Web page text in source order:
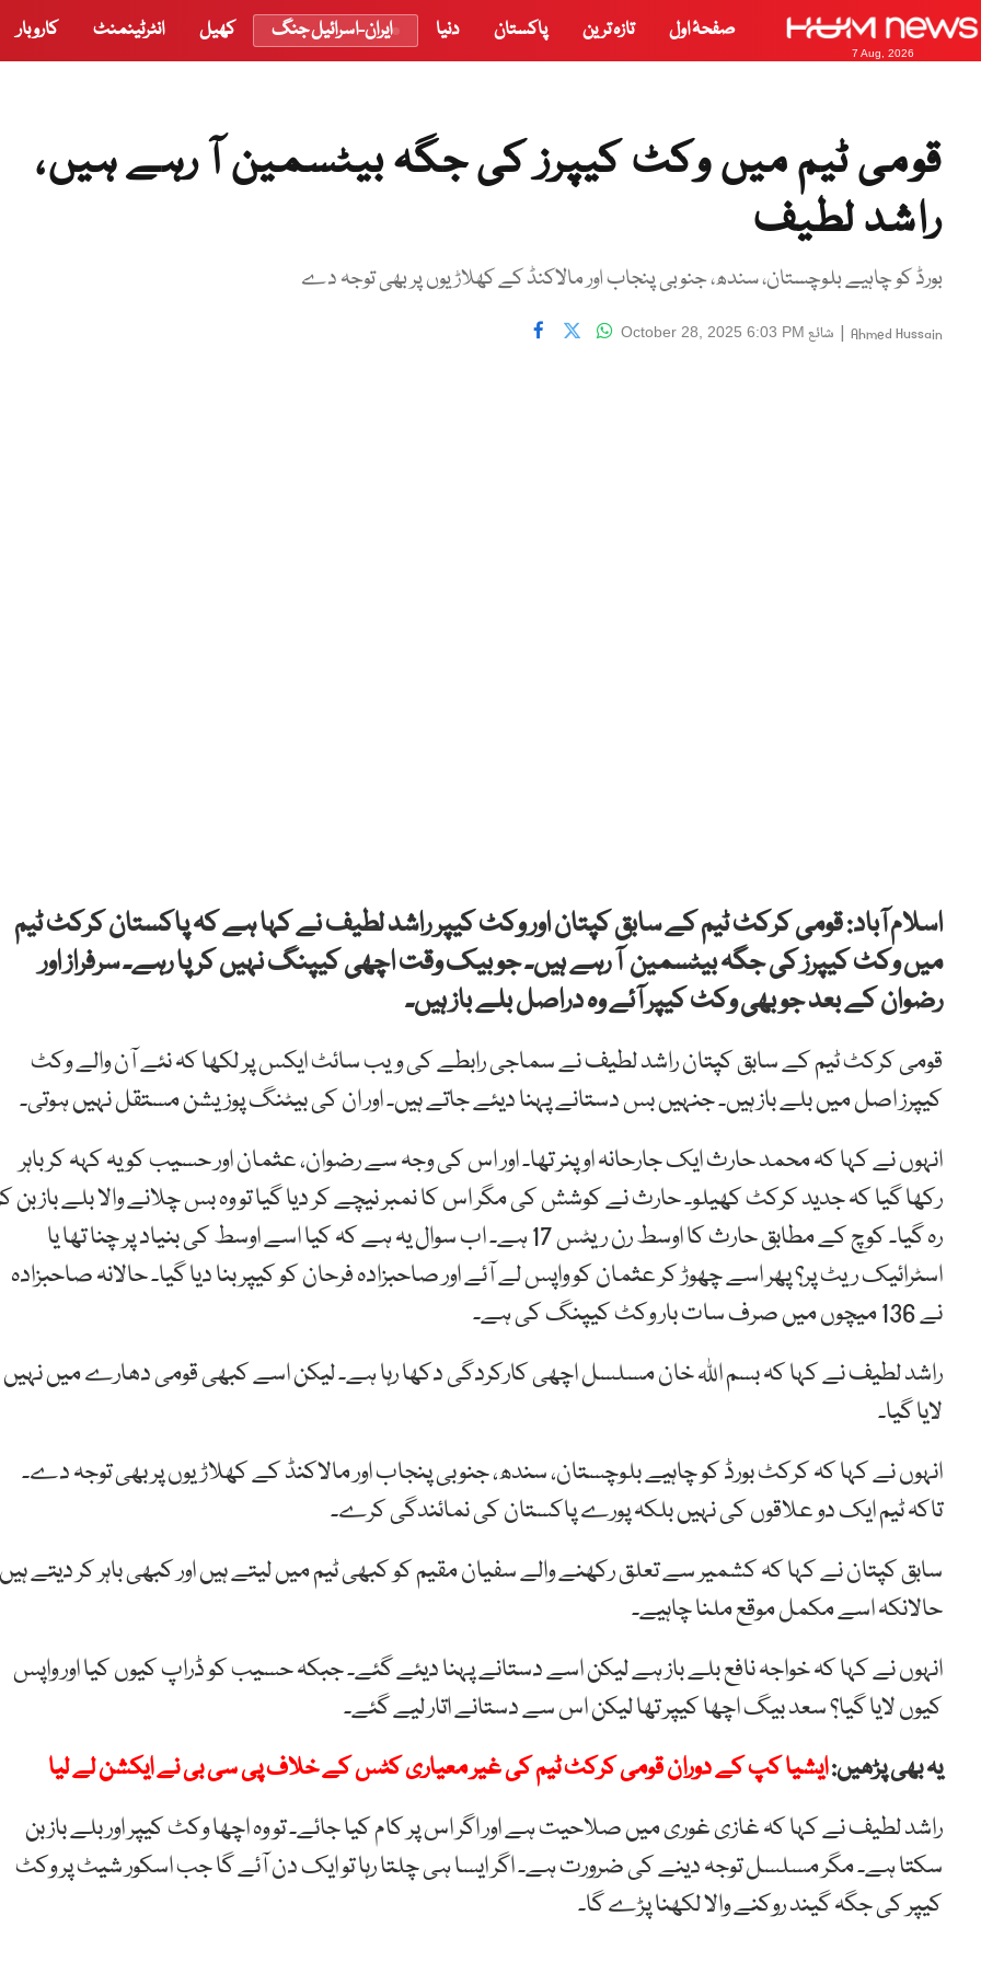
7 Aug, 2026
صفحۂ اول تازہ ترین پاکستان دنیا ایران-اسرائیل جنگ کھیل انٹرٹینمنٹ کاروبار
قومی ٹیم میں وکٹ کیپرز کی جگہ بیٹسمین آ رہے ہیں،
راشد لطیف
بورڈ کو چاہیے بلوچستان، سندھ، جنوبی پنجاب اور مالاکنڈ کے کھلاڑیوں پر بھی توجہ دے
Ahmed Hussain
| شائع October 28, 2025 6:03 PM
اسلام آباد: قومی کرکٹ ٹیم کے سابق کپتان اور وکٹ کیپر راشد لطیف نے کہا ہے کہ پاکستان کرکٹ ٹیم
میں وکٹ کیپرز کی جگہ بیٹسمین آ رہے ہیں۔ جو بیک وقت اچھی کیپنگ نہیں کر پا رہے۔ سرفراز اور
رضوان کے بعد جو بھی وکٹ کیپر آئے وہ دراصل بلے باز ہیں۔
قومی کرکٹ ٹیم کے سابق کپتان راشد لطیف نے سماجی رابطے کی ویب سائٹ ایکس پر لکھا کہ نئے آن والے وکٹ
کیپرز اصل میں بلے باز ہیں۔ جنہیں بس دستانے پہنا دیئے جاتے ہیں۔ اور ان کی بیٹنگ پوزیشن مستقل نہیں ہوتی۔
انہوں نے کہا کہ محمد حارث ایک جارحانہ اوپنر تھا۔ اور اس کی وجہ سے رضوان، عثمان اور حسیب کو یہ کہہ کر باہر
رکھا گیا کہ جدید کرکٹ کھیلو۔ حارث نے کوشش کی مگر اس کا نمبر نیچے کر دیا گیا تو وہ بس چلانے والا بلے باز بن
رہ گیا۔ کوچ کے مطابق حارث کا اوسط رن ریٹس 17 ہے۔ اب سوال یہ ہے کہ کیا اسے اوسط کی بنیاد پر چنا تھا یا
اسٹرائیک ریٹ پر؟ پھر اسے چھوڑ کر عثمان کو واپس لے آئے اور صاحبزادہ فرحان کو کیپر بنا دیا گیا۔ حالانہ صاحبزادہ
نے 136 میچوں میں صرف سات بار وکٹ کیپنگ کی ہے۔
راشد لطیف نے کہا کہ بسم اللہ خان مسلسل اچھی کارکردگی دکھا رہا ہے۔ لیکن اسے کبھی قومی دھارے میں نہیں
لایا گیا۔
انہوں نے کہا کہ کرکٹ بورڈ کو چاہیے بلوچستان، سندھ، جنوبی پنجاب اور مالاکنڈ کے کھلاڑیوں پر بھی توجہ دے۔
تاکہ ٹیم ایک دو علاقوں کی نہیں بلکہ پورے پاکستان کی نمائندگی کرے۔
سابق کپتان نے کہا کہ کشمیر سے تعلق رکھنے والے سفیان مقیم کو کبھی ٹیم میں لیتے ہیں اور کبھی باہر کر دیتے
حالانکہ اسے مکمل موقع ملنا چاہیے۔
انہوں نے کہا کہ خواجہ نافع بلے باز ہے لیکن اسے دستانے پہنا دیئے گئے۔ جبکہ حسیب کو ڈراپ کیوں کیا اور واپس
کیوں لایا گیا؟ سعد بیگ اچھا کیپر تھا لیکن اس سے دستانے اتار لیے گئے۔
یہ بھی پڑھیں:ایشیا کپ کے دوران قومی کرکٹ ٹیم کی غیر معیاری کٹس کے خلاف پی سی بی نے ایکشن لے لیا
راشد لطیف نے کہا کہ غازی غوری میں صلاحیت ہے اور اگر اس پر کام کیا جائے۔ تو وہ اچھا وکٹ کیپر اور بلے باز بن
سکتا ہے۔ مگر مسلسل توجہ دینے کی ضرورت ہے۔ اگر ایسا ہی چلتا رہا تو ایک دن آئے گا جب اسکور شیٹ پر وکٹ
کیپر کی جگہ گیند روکنے والا لکھنا پڑے گا۔